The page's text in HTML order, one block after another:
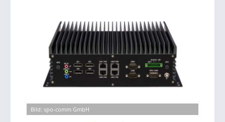
Bild: spo-comm GmbH